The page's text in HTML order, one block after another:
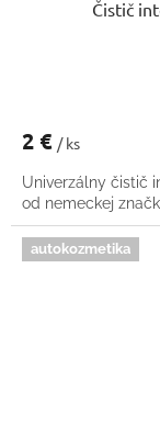
Čistič
2 € / ks
Univerzálny čistič
od nemeckej
autokozmetika